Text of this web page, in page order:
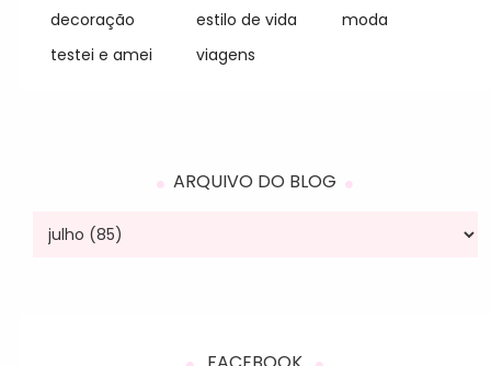
decoração
estilo de vida
moda
testei e amei
viagens
ARQUIVO DO BLOG